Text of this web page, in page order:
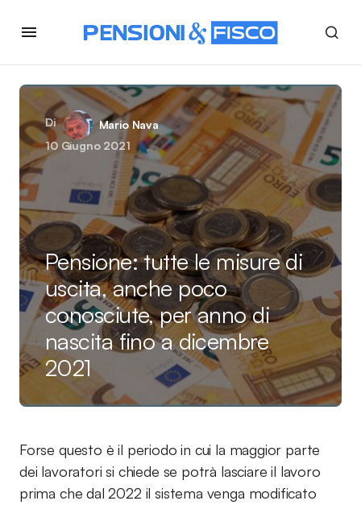
Di
Mario Nava
10 Giugno 2021
Pensione: tutte le misure di
uscita, anche poco
conosciute, per anno di
nascita fino a dicembre
2021
Forse questo è il periodo in cui la maggior parte
dei lavoratori si chiede se potrà lasciare il lavoro
prima che dal 2022 il sistema venga modificato